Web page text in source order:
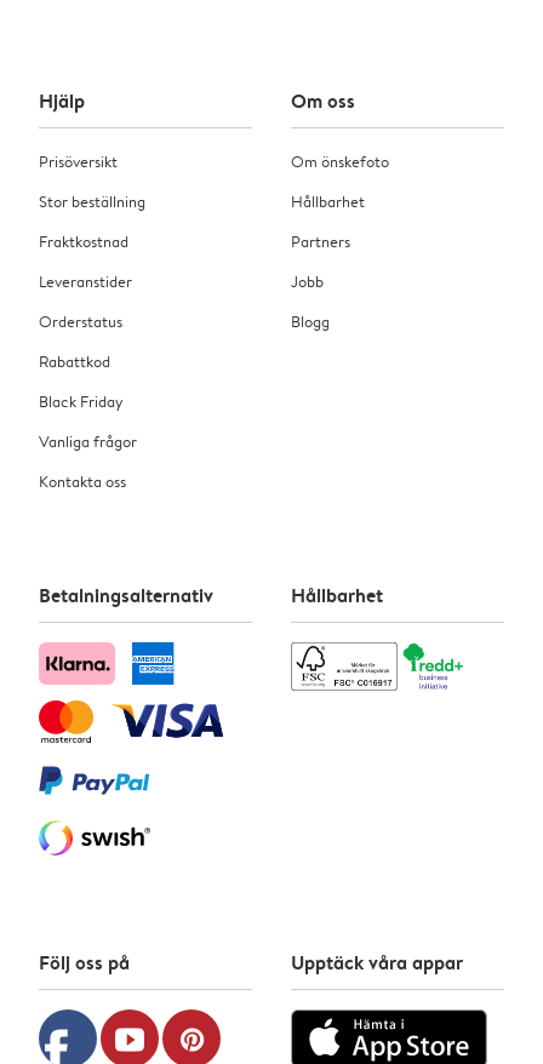
Hjälp
Prisöversikt
Stor beställning
Fraktkostnad
Leveranstider
Orderstatus
Rabattkod
Black Friday
Vanliga frågor
Kontakta oss
Om oss
Om önskefoto
Hållbarhet
Partners
Jobb
Blogg
Betalningsalternativ Hållbarhet
Följ oss på
facebook youtube pinterest
Upptäck våra appar